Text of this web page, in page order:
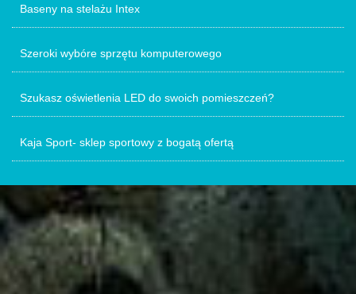
Baseny na stelażu Intex
Szeroki wybóre sprzętu komputerowego
Szukasz oświetlenia LED do swoich pomieszczeń?
Kaja Sport- sklep sportowy z bogatą ofertą